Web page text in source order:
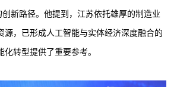
新路径。他提到，江苏依托雄厚的制造业
源，已形成人工智能与实体经济深度融合的
转型提供了重要参考。